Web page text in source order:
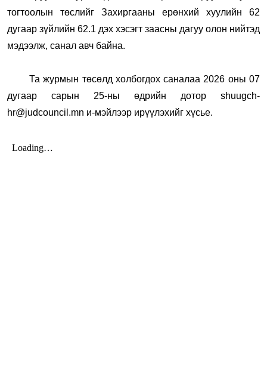
тогтоолын төслийг Захиргааны ерөнхий хуулийн 62
дугаар зүйлийн 62.1 дэх хэсэгт заасны дагуу олон нийтэд
мэдээлж, санал авч байна.
Та журмын төсөлд холбогдох саналаа 2026 оны 07
дугаар сарын 25-ны өдрийн дотор shuugch-
hr@judcouncil.mn и-мэйлээр ирүүлэхийг хүсье.